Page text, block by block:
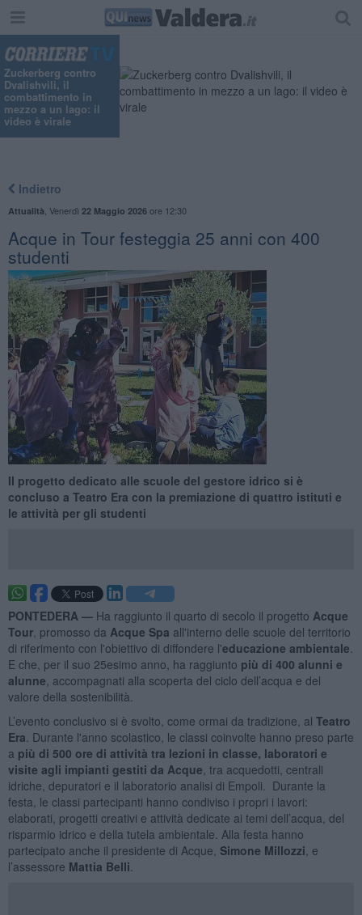
Zuckerberg contro
Dvalishvili, il
combattimento in
mezzo a un lago: il
video è virale
Indietro
Attualità Venerdì 22 Maggio 2026ore 12:30
Acque in Tour festeggia 25 anni con 400
studenti
Il progetto dedicato alle scuole del gestore idrico si è
concluso a Teatro Era con la premiazione di quattro istituti e
le attività per gli studenti
PONTEDERA — Ha raggiunto il quarto di secolo il progetto Acque
Tour, promosso da Acque Spa all'interno delle scuole del territorio
di riferimento con l'obiettivo di diffondere l'educazione ambientale
E che, per il suo 25esimo anno, ha raggiunto più di 400 alunni e
alunne , accompagnati alla scoperta del ciclo dell’acqua e del
valore della sostenibilità.
L’evento conclusivo si è svolto, come ormai da tradizione, al Teatro
Era . Durante l'anno scolastico, le classi coinvolte hanno preso parte
a più di 500 ore di attività tra lezioni in classe, laboratori e
visite agli impianti gestiti da Acque , tra acquedotti, centrali
idriche, depuratori e il laboratorio analisi di Empoli. Durante la
festa, le classi partecipanti hanno condiviso i propri i lavori:
elaborati, progetti creativi e attività dedicate ai temi dell’acqua, del
risparmio idrico e della tutela ambientale. Alla festa hanno
partecipato anche il presidente di Acque, Simone Millozzi , e
l’assessore Mattia Belli